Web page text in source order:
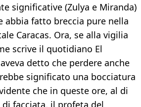
significative (Zulya e Miranda)
abbia fatto breccia pure nella
Caracas. Ora, se alla vigilia
scrive il quotidiano El
detto che perdere anche
significato una bocciatura
che in queste ore, al di
facciata, il profeta del